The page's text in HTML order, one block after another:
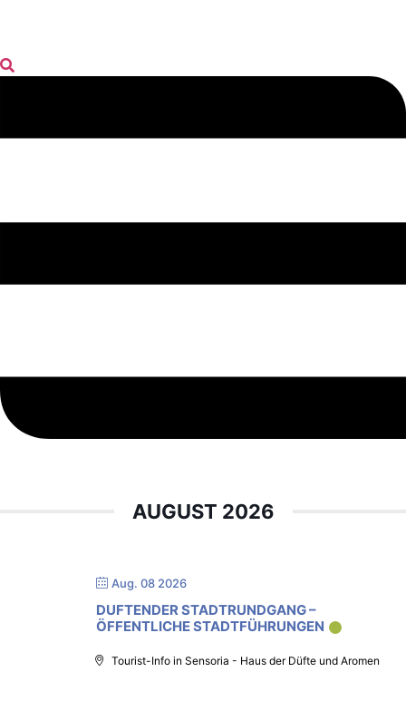
AUGUST 2026
Aug. 08 2026
DUFTENDER STADTRUNDGANG –
ÖFFENTLICHE STADTFÜHRUNGEN
Tourist-Info in Sensoria - Haus der Düfte und Aromen